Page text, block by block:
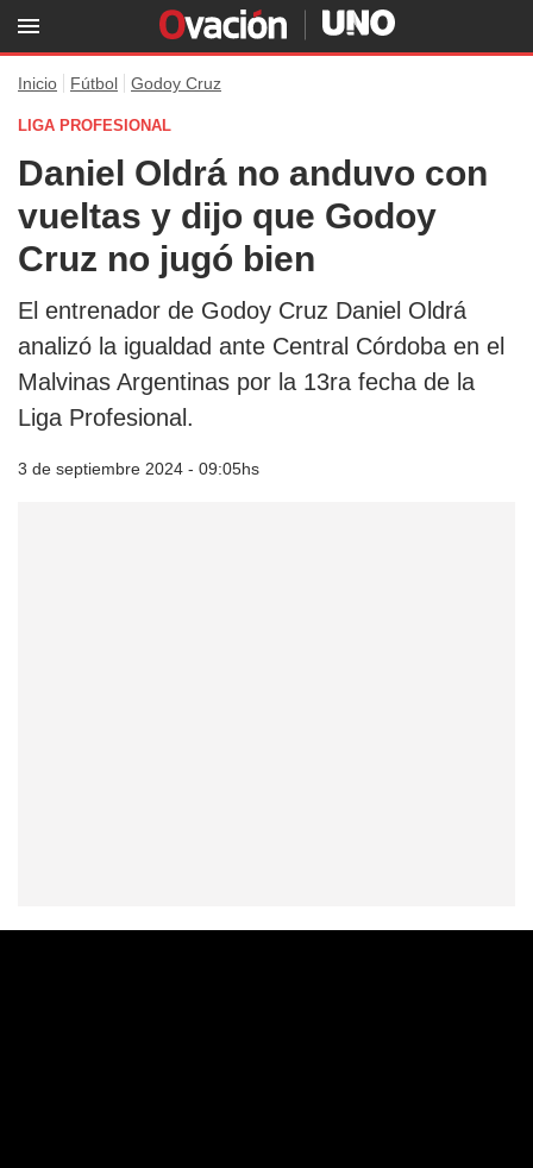
Inicio Fútbol Godoy Cruz
LIGA PROFESIONAL
Daniel Oldrá no anduvo con
vueltas y dijo que Godoy
Cruz no jugó bien
El entrenador de Godoy Cruz Daniel Oldrá
analizó la igualdad ante Central Córdoba en el
Malvinas Argentinas por la 13ra fecha de la
Liga Profesional.
3 de septiembre 2024 - 09:05hs